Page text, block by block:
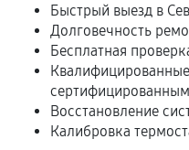
Расширенная
В некоторых случаях
расширенной
условия продления
Быстрый выезд в
Долговечность
Бесплатная
Восстановление
Калибровка